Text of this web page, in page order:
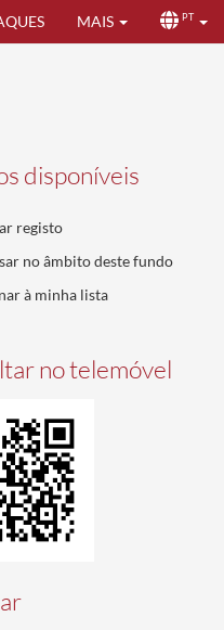
MAIS PT
disponíveis
registo
no âmbito deste fundo
à minha lista
no telemóvel